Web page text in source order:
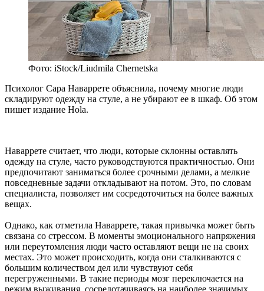
Фото: iStock/Liudmila Chernetska
Психолог Сара Наваррете объяснила, почему многие люди
складируют одежду на стуле, а не убирают ее в шкаф. Об этом
пишет издание Hola.
Наваррете считает, что люди, которые склонны оставлять
одежду на стуле, часто руководствуются практичностью. Они
предпочитают заниматься более срочными делами, а мелкие
повседневные задачи откладывают на потом. Это, по словам
специалиста, позволяет им сосредоточиться на более важных
вещах.
Однако, как отметила Наваррете, такая привычка может быть
связана со стрессом. В моменты эмоционального напряжения
или переутомления люди часто оставляют вещи не на своих
местах. Это может происходить, когда они сталкиваются с
большим количеством дел или чувствуют себя
перегруженными. В такие периоды мозг переключается на